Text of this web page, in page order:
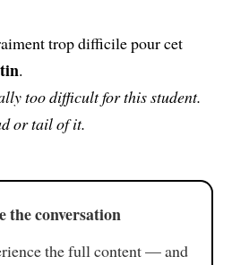
trop difficile pour cet
.
too difficult for this student.
or tail of it.
the conversation
the full content — and